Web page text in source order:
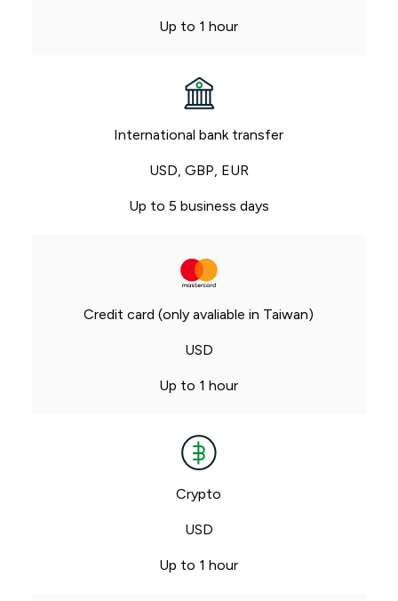
Up to 1 hour
International bank transfer
USD, GBP, EUR
Up to 5 business days
Credit card (only avaliable in Taiwan)
USD
Up to 1 hour
Crypto
USD
Up to 1 hour